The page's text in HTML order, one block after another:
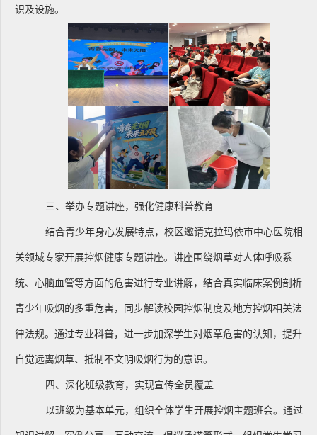
识及设施。
三、举办专题讲座，强化健康科普教育
结合青少年身心发展特点，校区邀请克拉玛依市中心医院相
关领域专家开展控烟健康专题讲座。讲座围绕烟草对人体呼吸系
统、心脑血管等方面的危害进行专业讲解，结合真实临床案例剖析
青少年吸烟的多重危害，同步解读校园控烟制度及地方控烟相关法
律法规。通过专业科普，进一步加深学生对烟草危害的认知，提升
自觉远离烟草、抵制不文明吸烟行为的意识。
四、深化班级教育，实现宣传全员覆盖
以班级为基本单元，组织全体学生开展控烟主题班会。通过